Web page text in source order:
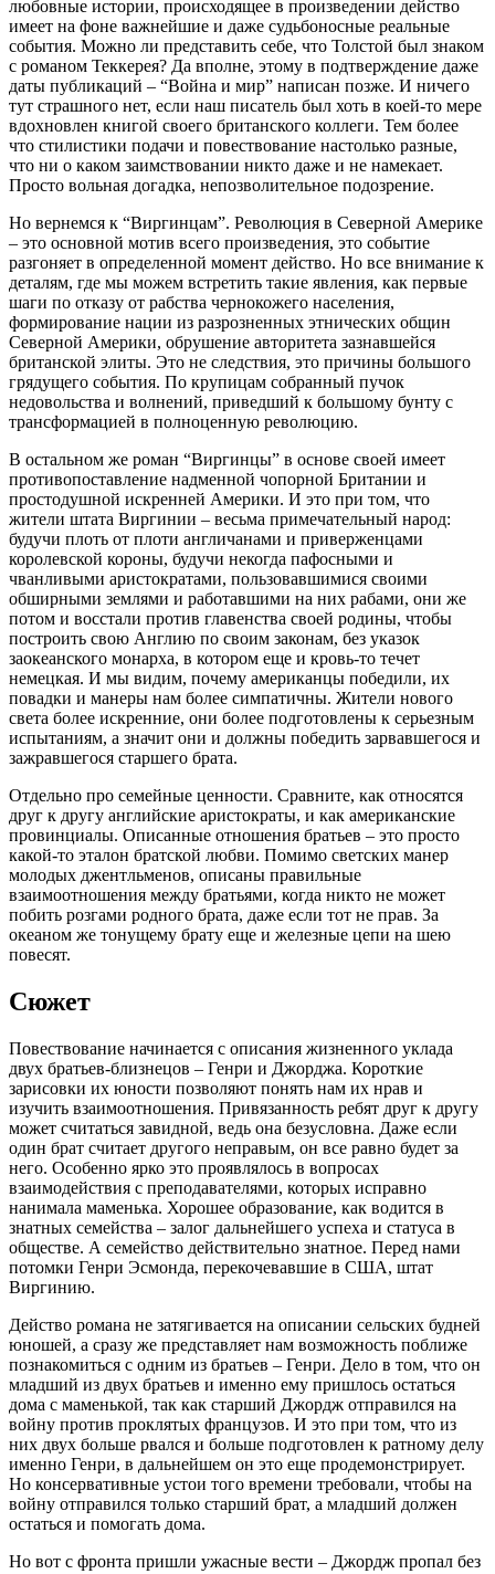
любовные истории, происходящее в произведении действо
имеет на фоне важнейшие и даже судьбоносные реальные
события. Можно ли представить себе, что Толстой был знаком
с романом Теккерея? Да вполне, этому в подтверждение даже
даты публикаций – “Война и мир” написан позже. И ничего
тут страшного нет, если наш писатель был хоть в коей-то мере
вдохновлен книгой своего британского коллеги. Тем более
что стилистики подачи и повествование настолько разные,
что ни о каком заимствовании никто даже и не намекает.
Просто вольная догадка, непозволительное подозрение.
Но вернемся к “Виргинцам”. Революция в Северной Америке
– это основной мотив всего произведения, это событие
разгоняет в определенной момент действо. Но все внимание к
деталям, где мы можем встретить такие явления, как первые
шаги по отказу от рабства чернокожего населения,
формирование нации из разрозненных этнических общин
Северной Америки, обрушение авторитета зазнавшейся
британской элиты. Это не следствия, это причины большого
грядущего события. По крупицам собранный пучок
недовольства и волнений, приведший к большому бунту с
трансформацией в полноценную революцию.
В остальном же роман “Виргинцы” в основе своей имеет
противопоставление надменной чопорной Британии и
простодушной искренней Америки. И это при том, что
жители штата Виргинии – весьма примечательный народ:
будучи плоть от плоти англичанами и приверженцами
королевской короны, будучи некогда пафосными и
чванливыми аристократами, пользовавшимися своими
обширными землями и работавшими на них рабами, они же
потом и восстали против главенства своей родины, чтобы
построить свою Англию по своим законам, без указок
заокеанского монарха, в котором еще и кровь-то течет
немецкая. И мы видим, почему американцы победили, их
повадки и манеры нам более симпатичны. Жители нового
света более искренние, они более подготовлены к серьезным
испытаниям, а значит они и должны победить зарвавшегося и
зажравшегося старшего брата.
Отдельно про семейные ценности. Сравните, как относятся
друг к другу английские аристократы, и как американские
провинциалы. Описанные отношения братьев – это просто
какой-то эталон братской любви. Помимо светских манер
молодых джентльменов, описаны правильные
взаимоотношения между братьями, когда никто не может
побить розгами родного брата, даже если тот не прав. За
океаном же тонущему брату еще и железные цепи на шею
повесят.
Сюжет
Повествование начинается с описания жизненного уклада
двух братьев-близнецов – Генри и Джорджа. Короткие
зарисовки их юности позволяют понять нам их нрав и
изучить взаимоотношения. Привязанность ребят друг к другу
может считаться завидной, ведь она безусловна. Даже если
один брат считает другого неправым, он все равно будет за
него. Особенно ярко это проявлялось в вопросах
взаимодействия с преподавателями, которых исправно
нанимала маменька. Хорошее образование, как водится в
знатных семейства – залог дальнейшего успеха и статуса в
обществе. А семейство действительно знатное. Перед нами
потомки Генри Эсмонда, перекочевавшие в США, штат
Виргинию.
Действо романа не затягивается на описании сельских будней
юношей, а сразу же представляет нам возможность поближе
познакомиться с одним из братьев – Генри. Дело в том, что он
младший из двух братьев и именно ему пришлось остаться
дома с маменькой, так как старший Джордж отправился на
войну против проклятых французов. И это при том, что из
них двух больше рвался и больше подготовлен к ратному делу
именно Генри, в дальнейшем он это еще продемонстрирует.
Но консервативные устои того времени требовали, чтобы на
войну отправился только старший брат, а младший должен
остаться и помогать дома.
Но вот с фронта пришли ужасные вести – Джордж пропал без